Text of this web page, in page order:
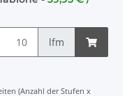
lfm
(Anzahl der Stufen x